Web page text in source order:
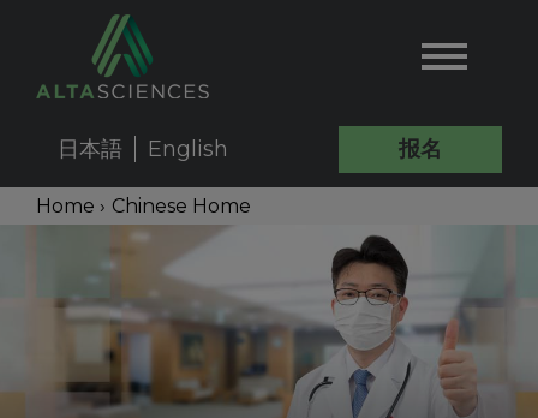
main
User
account
Menu
Chinese
日本語 English 报名
Main
navigation
Breadcrumb
Home › Chinese Home